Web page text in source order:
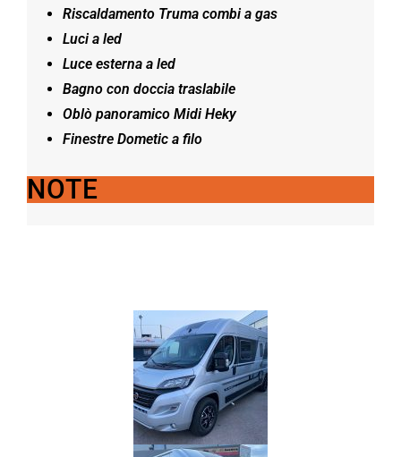
Riscaldamento Truma combi a gas
Luci a led
Luce esterna a led
Bagno con doccia traslabile
Oblò panoramico Midi Heky
Finestre Dometic a filo
NOTE